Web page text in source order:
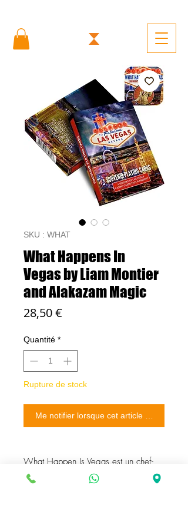
SKU : WHAT
What Happens In
Vegas by Liam Montier
and Alakazam Magic
28,50 €
Quantité *
Rupture de stock
Me notifier lorsque cet article est
What Happen Is Vegas est un chef-
d'œuvre de Liam Montier et Alakazam